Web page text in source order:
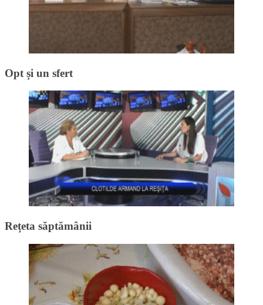
Opt și un sfert
Rețeta săptămânii